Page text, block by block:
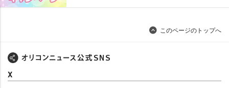
このページのトップへ
X